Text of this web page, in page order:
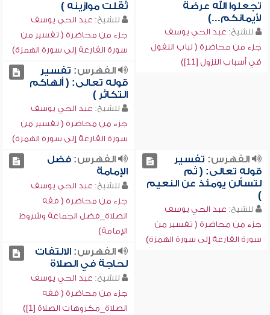
تجعلوا الله عرضة
لأيمانكم...)
للشيخ: عبد الحي يوسف
جزء من محاضرة ( لباب النقول
في أسباب النزول [11])
ثقلت موازينه )
للشيخ: عبد الحي يوسف
جزء من محاضرة ( تفسير من
سورة القارعة إلى سورة الهمزة)
الفهرس: تفسير
قوله تعالى: ( ألهاكم
التكاثر )
للشيخ: عبد الحي يوسف
جزء من محاضرة ( تفسير من
سورة القارعة إلى سورة الهمزة)
الفهرس: تفسير
قوله تعالى: ( ثم
لتسألن يومئذ عن النعيم
)
للشيخ: عبد الحي يوسف
جزء من محاضرة ( تفسير من
سورة القارعة إلى سورة الهمزة)
الفهرس:فضل
الإمامة
للشيخ: عبد الحي يوسف
جزء من محاضرة ( فقه
الصلاة_فضل الجماعة وشروط
الإمامة)
الفهرس:الالتفات
لحاجة في الصلاة
للشيخ: عبد الحي يوسف
جزء من محاضرة ( فقه
الصلاة_مكروهات الصلاة [1])